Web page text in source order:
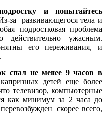
и попытайтесь
за развивающегося тела и
подростковая проблема
действительно ужасным.
его переживания, и
спал не менее 9 часов в
детей еще более
телевизор, компьютерные
как минимум за 2 часа до
скорее всего,